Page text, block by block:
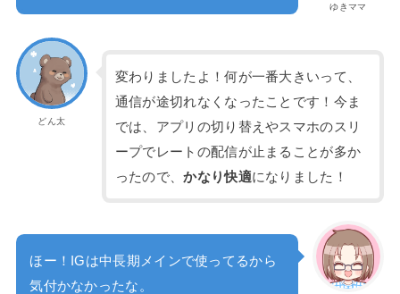
ゆきママ
どん太
変わりましたよ！何が一番大きいって、
通信が途切れなくなったことです！今ま
では、アプリの切り替えやスマホのスリ
ープでレートの配信が止まることが多か
ったので、かなり快適になりました！
ほー！IGは中長期メインで使ってるから
気付かなかったな。